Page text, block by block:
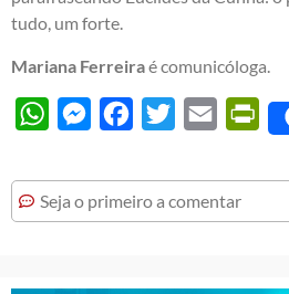
tudo, um forte.
Mariana Ferreiraé comunicóloga.
WhatsAppMessengerFacebook
Twitter Email
Seja o primeiro a comentar